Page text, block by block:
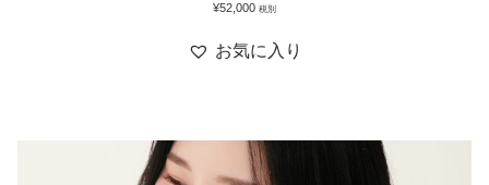
¥52,000 税別
お気に入り